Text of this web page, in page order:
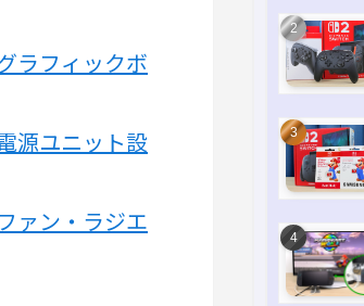
ラフィックボ
源ユニット設
ァン・ラジエ